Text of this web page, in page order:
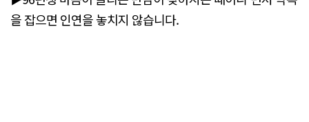
을 잡으면 인연을 놓치지 않습니다.